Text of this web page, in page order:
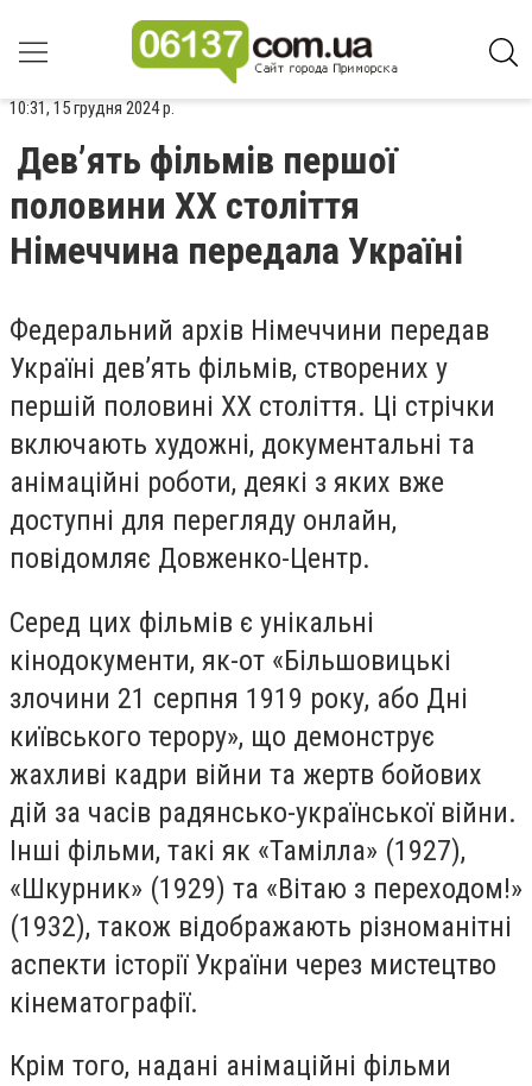
10:31, 15 грудня 2024 р.
Дев’ять фільмів першої
половини XX століття
Німеччина передала Україні
Федеральний архів Німеччини передав
Україні дев’ять фільмів, створених у
першій половині ХХ століття. Ці стрічки
включають художні, документальні та
анімаційні роботи, деякі з яких вже
доступні для перегляду онлайн,
повідомляє Довженко-Центр.
Серед цих фільмів є унікальні
кінодокументи, як-от «Більшовицькі
злочини 21 серпня 1919 року, або Дні
київського терору», що демонструє
жахливі кадри війни та жертв бойових
дій за часів радянсько-української війни.
Інші фільми, такі як «Тамілла» (1927),
«Шкурник» (1929) та «Вітаю з переходом!»
(1932), також відображають різноманітні
аспекти історії України через мистецтво
кінематографії.
Крім того, надані анімаційні фільми